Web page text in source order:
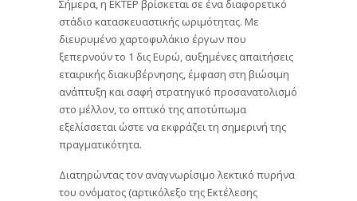
Σήμερα, η ΕΚΤΕΡ βρίσκεται σε ένα διαφορετικό
στάδιο κατασκευαστικής ωριμότητας. Με
διευρυμένο χαρτοφυλάκιο έργων που
ξεπερνούν το 1 δις Ευρώ, αυξημένες απαιτήσεις
εταιρικής διακυβέρνησης, έμφαση στη βιώσιμη
ανάπτυξη και σαφή στρατηγικό προσανατολισμό
στο μέλλον, το οπτικό της αποτύπωμα
εξελίσσεται ώστε να εκφράζει τη σημερινή της
πραγματικότητα.
Διατηρώντας τον αναγνωρίσιμο λεκτικό πυρήνα
του ονόματος (αρτικόλεξο της Εκτέλεσης